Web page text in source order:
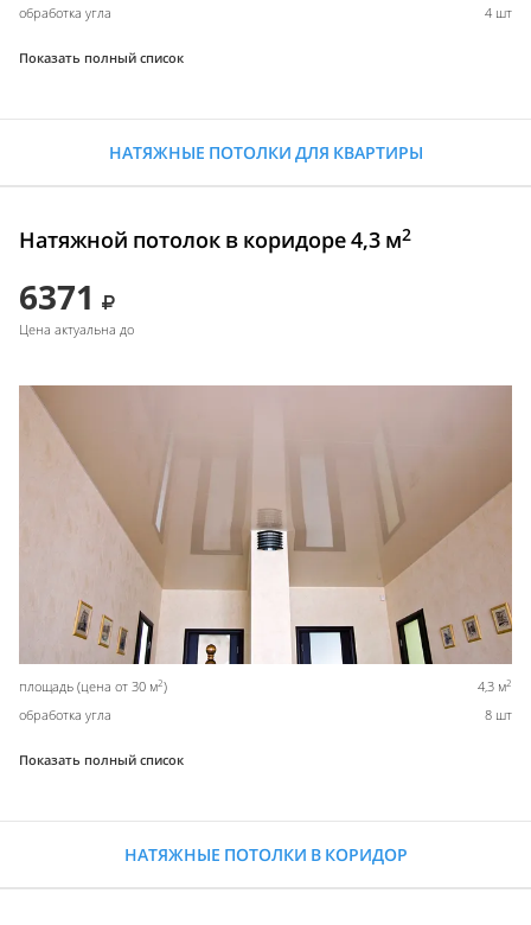
обработка угла 4 шт
Показать полный список
НАТЯЖНЫЕ ПОТОЛКИ ДЛЯ КВАРТИРЫ
Натяжной потолок в коридоре 4,3 м2
6371
Цена актуальна до
площадь (цена от 30 м2) 4,3 м2
обработка угла 8 шт
Показать полный список
НАТЯЖНЫЕ ПОТОЛКИ В КОРИДОР